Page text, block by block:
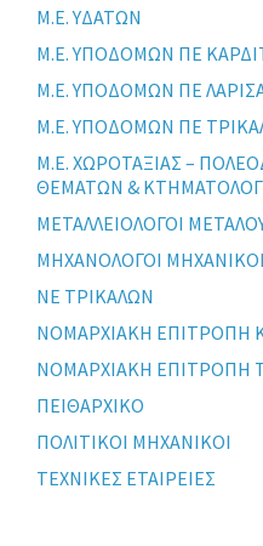
Μ.Ε. ΥΔΑΤΩΝ
Μ.Ε. ΥΠΟΔΟΜΩΝ ΠΕ
Μ.Ε. ΥΠΟΔΟΜΩΝ ΠΕ
Μ.Ε. ΥΠΟΔΟΜΩΝ ΠΕ
Μ.Ε. ΧΩΡΟΤΑΞΙΑΣ –
ΘΕΜΑΤΩΝ &
ΜΕΤΑΛΛΕΙΟΛΟΓΟΙ
ΜΗΧΑΝΟΛΟΓΟΙ ΜΗΧΑΝΙΚΟΙ
ΝΕ ΤΡΙΚΑΛΩΝ
ΝΟΜΑΡΧΙΑΚΗ ΕΠΙΤΡΟΠΗ
ΝΟΜΑΡΧΙΑΚΗ ΕΠΙΤΡΟΠΗ
ΠΕΙΘΑΡΧΙΚΟ
ΠΟΛΙΤΙΚΟΙ ΜΗΧΑΝΙΚΟΙ
ΤΕΧΝΙΚΕΣ ΕΤΑΙΡΕΙΕΣ